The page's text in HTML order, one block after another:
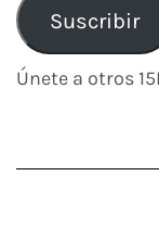
correo
electrónico
Suscribir
Únete a otros